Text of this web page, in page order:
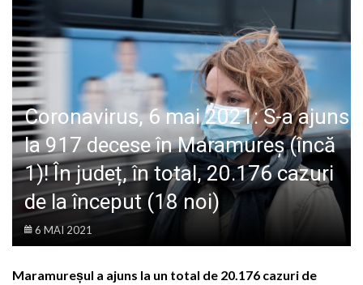
SPORT
SPECIAL
POLITIC
LIFE
Coronavirus, 6 mai 2021: S-a ajuns
la 917 decese în Maramureș (încă
1)! În județ, în total, 20.176 cazuri
de la început (18 noi)
6 MAI 2021
Maramureșul a ajuns la un total de 20.176 cazuri de